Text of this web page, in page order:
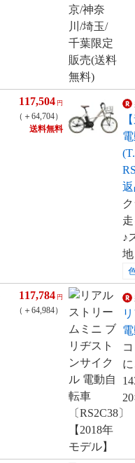
117,504 円
（＋64,704）
送料無料
♪
117,784 円
（＋64,984）